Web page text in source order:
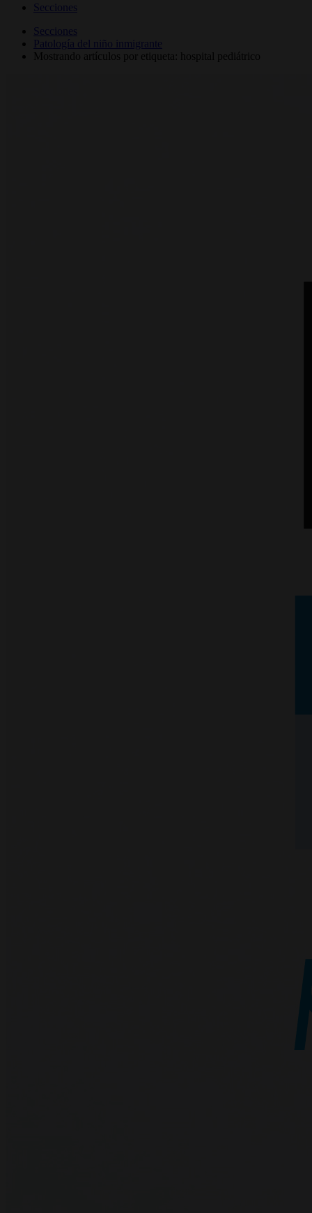
Secciones
Secciones
Patología del niño inmigrante
Mostrando artículos por etiqueta: hospital pediátrico